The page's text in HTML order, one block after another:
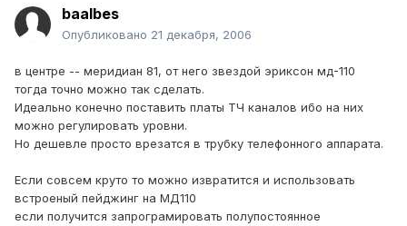
baalbes
Опубликовано 21 декабря, 2006
в центре -- меридиан 81, от него звездой эриксон мд-110
тогда точно можно так сделать.
Идеально конечно поставить платы ТЧ каналов ибо на них
можно регулировать уровни.
Но дешевле просто врезатся в трубку телефонного аппарата.
Если совсем круто то можно извратится и использовать
встроеный пейджинг на МД110
если получится запрограмировать полупостоянное